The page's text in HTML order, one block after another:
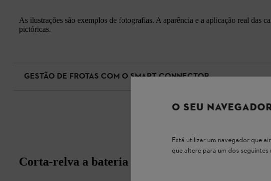
As ilustrações são exemplos de fotografias. A aparência e a aplicação real das
pictóricas.
GESTÃO DE FROTAS COM O SMART CONNECTOR
Corta-relva a bateria RMA 253: alto rendimento,
O SEU
Está utilizar um navegador que
que altere para um dos seguintes